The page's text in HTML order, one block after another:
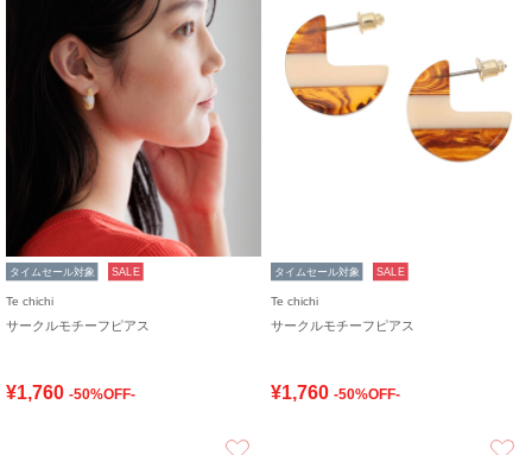
タイムセール対象 SALE
Te chichi
サークルモチーフピアス
¥1,760 -50%OFF-
タイムセール対象 SALE
Te chichi
サークルモチーフピアス
¥1,760 -50%OFF-